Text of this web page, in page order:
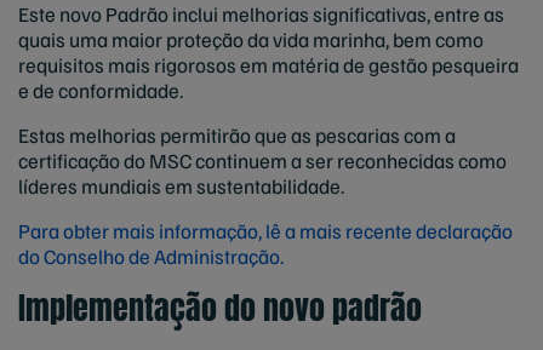
Este novo Padrão inclui melhorias significativas, entre as
quais uma maior proteção da vida marinha, bem como
requisitos mais rigorosos em matéria de gestão pesqueira
e de conformidade.
Estas melhorias permitirão que as pescarias com a
certificação do MSC continuem a ser reconhecidas como
líderes mundiais em sustentabilidade.
Para obter mais informação, lê a mais recente declaração
do Conselho de Administração.
Implementação do novo padrão